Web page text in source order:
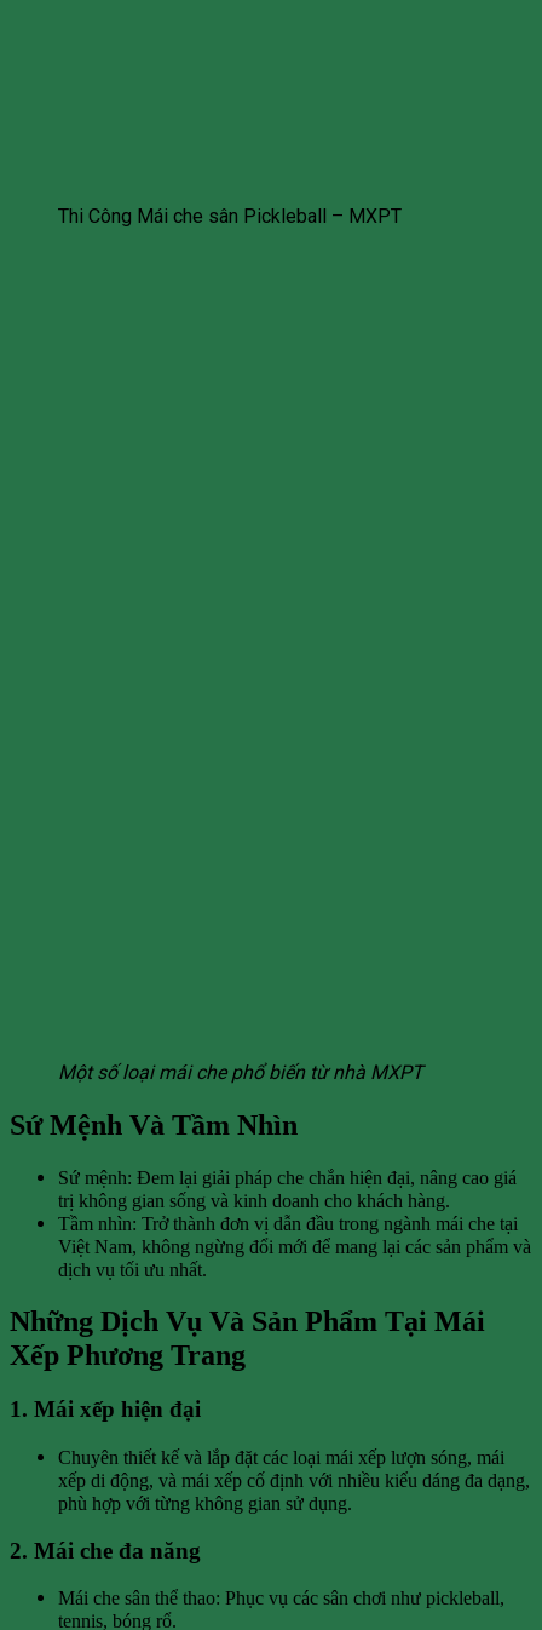
Thi Công Mái che sân Pickleball – MXPT
Một số loại mái che phổ biến từ nhà MXPT
Sứ Mệnh Và Tầm Nhìn
Sứ mệnh: Đem lại giải pháp che chắn hiện đại, nâng cao giá
trị không gian sống và kinh doanh cho khách hàng.
Tầm nhìn: Trở thành đơn vị dẫn đầu trong ngành mái che tại
Việt Nam, không ngừng đổi mới để mang lại các sản phẩm và
dịch vụ tối ưu nhất.
Những Dịch Vụ Và Sản Phẩm Tại Mái
Xếp Phương Trang
1. Mái xếp hiện đại
Chuyên thiết kế và lắp đặt các loại mái xếp lượn sóng, mái
xếp di động, và mái xếp cố định với nhiều kiểu dáng đa dạng,
phù hợp với từng không gian sử dụng.
2. Mái che đa năng
Mái che sân thể thao: Phục vụ các sân chơi như pickleball,
tennis, bóng rổ.